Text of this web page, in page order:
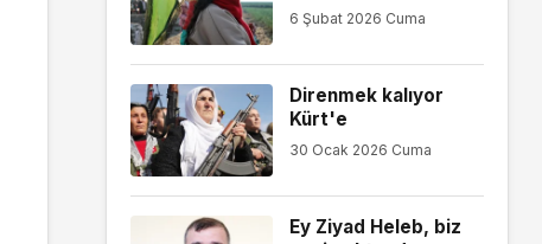
6 Şubat 2026 Cuma
Direnmek kalıyor
Kürt'e
30 Ocak 2026 Cuma
Ey Ziyad Heleb, biz